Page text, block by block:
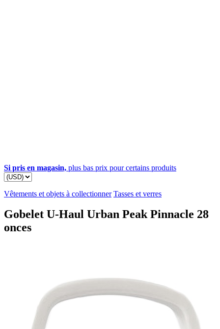
Si pris en magasin, plus bas prix pour certains produits
Vêtements et objets à collectionner Tasses et verres
Gobelet U-Haul Urban Peak Pinnacle 28
onces